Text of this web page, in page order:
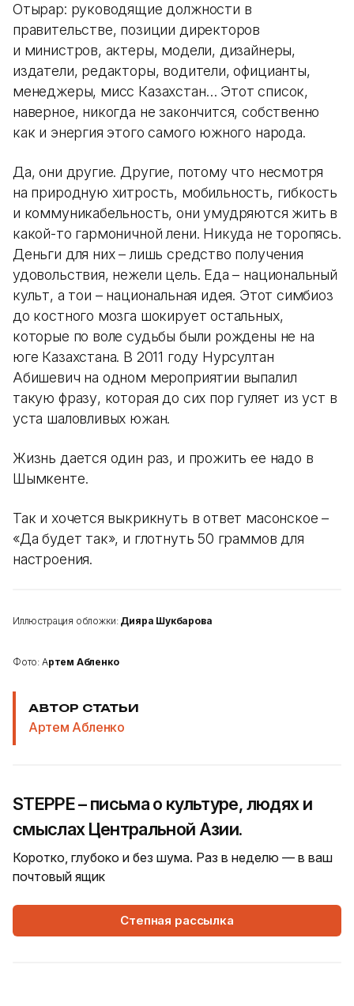
Отырар: руководящие должности в
правительстве, позиции директоров
и министров, актеры, модели, дизайнеры,
издатели, редакторы, водители, официанты,
менеджеры, мисс Казахстан… Этот список,
наверное, никогда не закончится, собственно
как и энергия этого самого южного народа.
Да, они другие. Другие, потому что несмотря
на природную хитрость, мобильность, гибкость
и коммуникабельность, они умудряются жить в
какой-то гармоничной лени. Никуда не торопясь.
Деньги для них – лишь средство получения
удовольствия, нежели цель. Еда – национальный
культ, а тои – национальная идея. Этот симбиоз
до костного мозга шокирует остальных,
которые по воле судьбы были рождены не на
юге Казахстана. В 2011 году Нурсултан
Абишевич на одном мероприятии выпалил
такую фразу, которая до сих пор гуляет из уст в
уста шаловливых южан.
Жизнь дается один раз, и прожить ее надо в
Шымкенте.
Так и хочется выкрикнуть в ответ масонское –
«Да будет так», и глотнуть 50 граммов для
настроения.
Иллюстрация обложки: Дияра Шукбарова
Фото: Артем Абленко
АВТОР СТАТЬИ
Артем Абленко
STEPPE – письма о культуре, людях и
смыслах Центральной Азии.
Коротко, глубоко и без шума. Раз в неделю — в ваш
почтовый ящик
Степная рассылка